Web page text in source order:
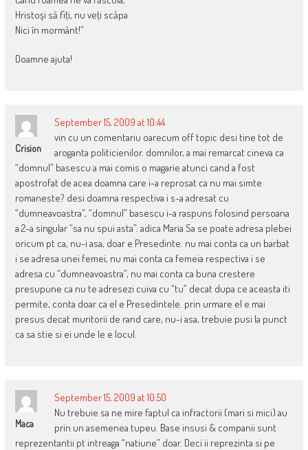
Hristoşi să fiţi, nu veţi scăpa
Nici în mormânt!”
Doamne ajuta!
Crision
September 15, 2009 at 10:44
vin cu un comentariu oarecum off topic desi tine tot de
aroganta politicienilor. domnilor, a mai remarcat cineva ca
“domnul” basescu a mai comis o magarie atunci cand a fost
apostrofat de acea doamna care i-a reprosat ca nu mai simte
romaneste? desi doamna respectiva i s-a adresat cu
“dumneavoastra”, “domnul” basescu i-a raspuns folosind persoana
a 2-a singular “sa nu spui asta”. adica Maria Sa se poate adresa plebei
oricum pt ca, nu-i asa, doar e Presedinte. nu mai conta ca un barbat
i se adresa unei femei, nu mai conta ca femeia respectiva i se
adresa cu “dumneavoastra”, nu mai conta ca buna crestere
presupune ca nu te adresezi cuiva cu “tu” decat dupa ce aceasta iti
permite, conta doar ca el e Presedintele. prin urmare el e mai
presus decat muritorii de rand care, nu-i asa, trebuie pusi la punct
ca sa stie si ei unde le e locul.
Maca
September 15, 2009 at 10:50
Nu trebuie sa ne mire faptul ca infractorii (mari si mici) au
prin un asemenea tupeu. Base insusi & companii sunt
reprezentantii pt intreaga “natiune” doar. Deci ii reprezinta si pe